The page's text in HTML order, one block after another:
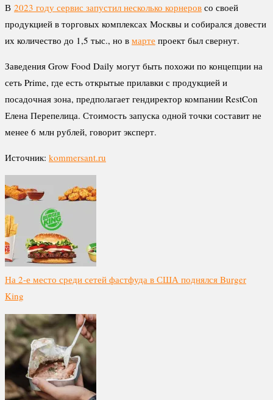
В 2023 году сервис запустил несколько корнеров со своей
продукцией в торговых комплексах Москвы и собирался довести
их количество до 1,5 тыс., но в марте проект был свернут.
Заведения Grow Food Daily могут быть похожи по концепции на
сеть Prime, где есть открытые прилавки с продукцией и
посадочная зона, предполагает гендиректор компании RestCon
Елена Перепелица. Стоимость запуска одной точки составит не
менее 6 млн рублей, говорит эксперт.
Источник: kommersant.ru
На 2-е место среди сетей фастфуда в США поднялся Burger
King